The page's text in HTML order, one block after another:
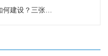
张拓扑图搞清楚